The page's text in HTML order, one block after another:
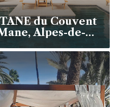
du Couvent
Alpes-de-